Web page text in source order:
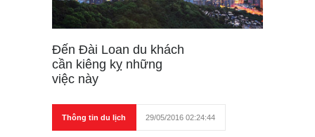
Đến Đài Loan du khách
cần kiêng kỵ những
việc này
Thông tin du lịch 29/05/2016 02:24:44